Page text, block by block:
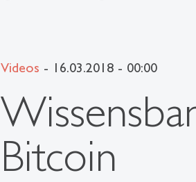
Videos - 16.03.2018 - 00:00
Bitcoin